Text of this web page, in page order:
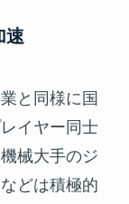
速
と同様に国
イヤー同士
械大手のジ
どは積極的